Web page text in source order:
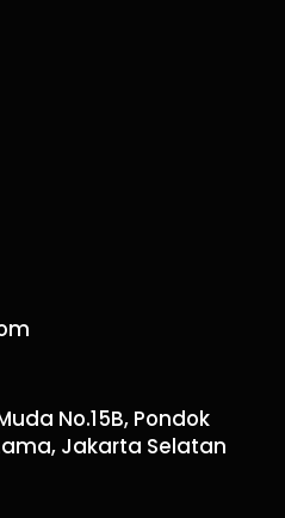
No.15B, Pondok
Jakarta Selatan